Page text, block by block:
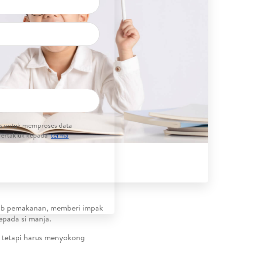
untuk memproses data
kepadaterma
pemakanan, memberi impak
si manja.
harus menyokong